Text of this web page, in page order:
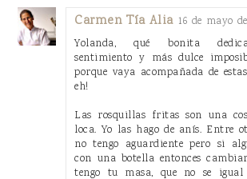
Carmen Tía Alia 16 de mayo
Yolanda, qué bonita
sentimiento y más dulce
porque vaya acompañada de
eh!
Las rosquillas fritas son una
loca. Yo las hago de anís. Entre
no tengo aguardiente pero si
con una botella entonces
tengo tu masa, que no se